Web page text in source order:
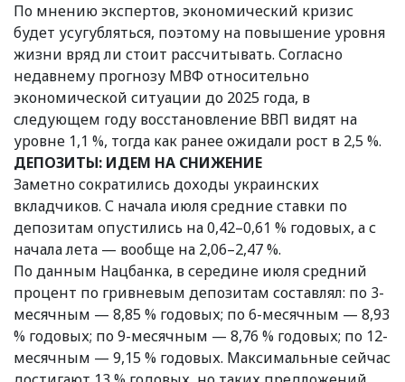
По мнению экспертов, экономический кризис
будет усугубляться, поэтому на повышение уровня
жизни вряд ли стоит рассчитывать. Согласно
недавнему прогнозу МВФ относительно
экономической ситуации до 2025 года, в
следующем году восстановление ВВП видят на
уровне 1,1 %, тогда как ранее ожидали рост в 2,5 %.
ДЕПОЗИТЫ: ИДЕМ НА СНИЖЕНИЕ
Заметно сократились доходы украинских
вкладчиков. С начала июля средние ставки по
депозитам опустились на 0,42–0,61 % годовых, а с
начала лета — вообще на 2,06–2,47 %.
По данным Нацбанка, в середине июля средний
процент по гривневым депозитам составлял: по 3-
месячным — 8,85 % годовых; по 6-месячным — 8,93
% годовых; по 9-месячным — 8,76 % годовых; по 12-
месячным — 9,15 % годовых. Максимальные сейчас